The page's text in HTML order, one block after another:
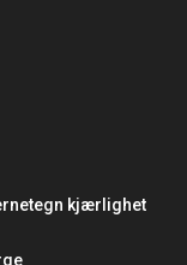
kjærlighet